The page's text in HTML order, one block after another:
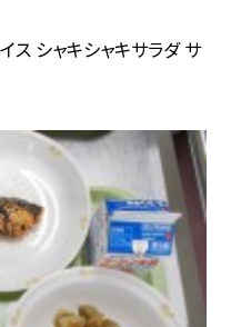
ス シャキシャキサラダ サ